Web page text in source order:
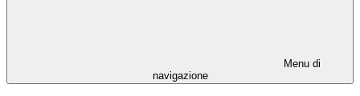
Menu di
navigazione